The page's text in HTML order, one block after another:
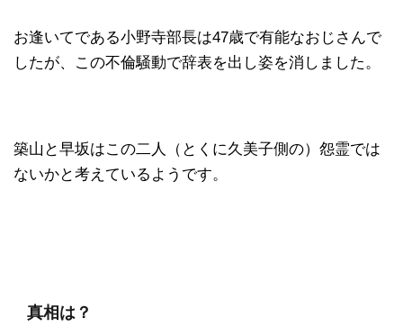
お逢いてである小野寺部長は47歳で有能なおじさんで
したが、この不倫騒動で辞表を出し姿を消しました。
築山と早坂はこの二人（とくに久美子側の）怨霊では
ないかと考えているようです。
真相は？